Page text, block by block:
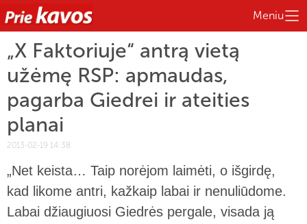
Meniu
„X Faktoriuje“ antrą vietą
užėmę RSP: apmaudas,
pagarba Giedrei ir ateities
planai
2013-02-19 14:38
„Net keista… Taip norėjom laimėti, o išgirdę,
kad likome antri, kažkaip labai ir nenuliūdome.
Labai džiaugiuosi Giedrės pergale, visada ją